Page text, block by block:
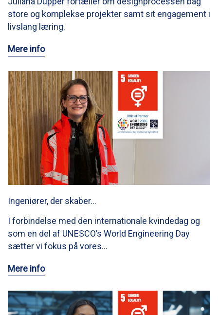
store og komplekse projekter samt sit engagement i
livslang læring.
Mere info
Ingeniører, der skaber…
I forbindelse med den internationale kvindedag og
som en del af UNESCO’s World Engineering Day
sætter vi fokus på vores…
Mere info